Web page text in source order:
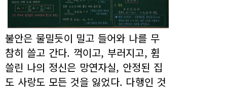
불안은 물밀듯이 밀고 들어와 나를 무
참히 쓸고 간다. 꺽이고, 부러지고, 휩
쓸린 나의 정신은 망연자실, 안정된 집
도 사랑도 모든 것을 잃었다. 다행인 것